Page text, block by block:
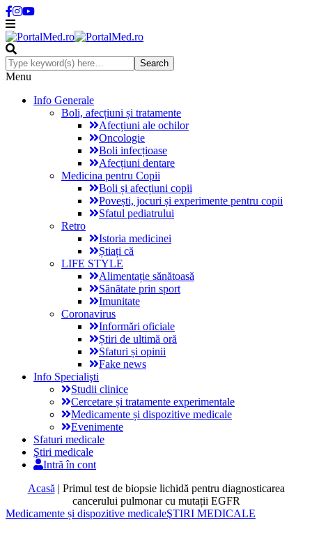
Menu
Info Generale
Boli, afecțiuni și tratamente
Afecțiuni ale ochilor
Oncologie
Boli infecțioase
Afecțiuni dentare
Medicina pentru Copii
Boli și afecțiuni copii
Povești, jocuri și experimente pentru copii
Sfatul pediatrului
Retro
Istoria medicinei
Știați că
LIFE STYLE
Alimentație sănătoasă
Sănătate prin sport
Imunitate
Coronavirus
Informări oficiale
Știri de ultimă oră
Sfaturi și opinii
Fake news
Info Specialişti
Studii clinice
Cercetare și tratamente experimentale
Medicamente și dispozitive medicale
Evenimente
Sfaturi medicale
Ştiri medicale
Intră în cont
Acasă | Primul test de biopsie lichidă pentru diagnosticarea
cancerului pulmonar cu mutații EGFR
Medicamente și dispozitive medicaleŞTIRI MEDICALE